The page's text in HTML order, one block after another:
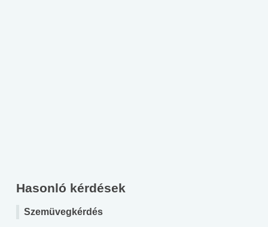
Hasonló kérdések
Szemüvegkérdés